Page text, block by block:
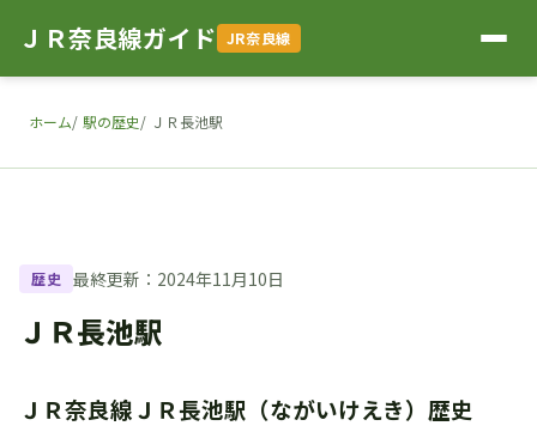
ＪＲ奈良線ガイド JR奈良線
ホーム 駅の歴史 ＪＲ長池駅
歴史 最終更新：2024年11月10日
ＪＲ長池駅
ＪＲ奈良線ＪＲ長池駅（ながいけえき）歴史